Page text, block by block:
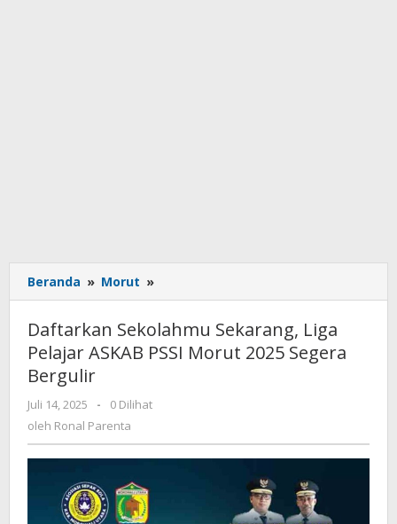
Beranda » Morut »
Sekolahmu
Sekarang,
Liga
Pelajar
Segera
Daftarkan Sekolahmu Sekarang, Liga
Pelajar ASKAB PSSI Morut 2025 Segera
Bergulir
Juli 14, 2025
oleh
Ronal
-
0 Dilihat
oleh Ronal Parenta